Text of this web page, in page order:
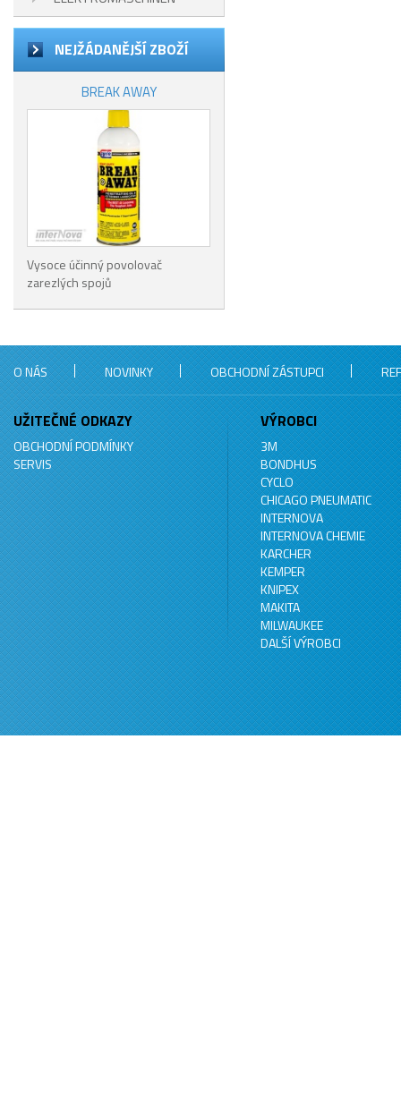
NEJŽÁDANĚJŠÍ ZBOŽÍ
BREAK AWAY
Vysoce účinný povolovač
zarezlých spojů
O NÁS NOVINKY OBCHODNÍ ZÁSTUPCI
UŽITEČNÉ ODKAZY
OBCHODNÍ PODMÍNKY
SERVIS
VÝROBCI
3M
BONDHUS
CYCLO
CHICAGO PNEUMATIC
INTERNOVA
INTERNOVA CHEMIE
KARCHER
KEMPER
KNIPEX
MAKITA
MILWAUKEE
DALŠÍ VÝROBCI